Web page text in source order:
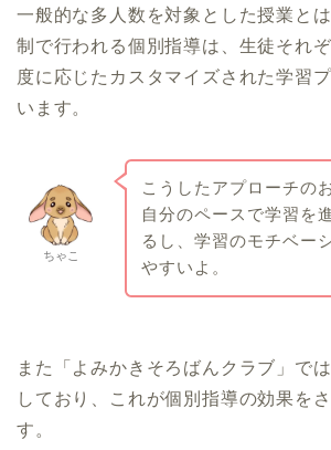
一般的な多人数を対象とした授業と
制で行われる個別指導は、生徒それ
度に応じたカスタマイズされた学習
います。
ちゃこ
こうしたアプローチの
自分のペースで学習を
るし、学習のモチベー
やすいよ。
また「よみかきそろばんクラブ」で
しており、これが個別指導の効果を
す。